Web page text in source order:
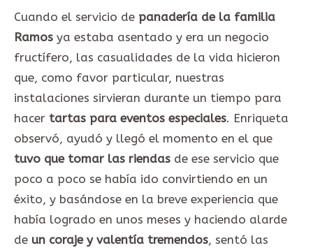
Cuando el servicio de panadería de la familia
Ramos ya estaba asentado y era un negocio
fructífero, las casualidades de la vida hicieron
que, como favor particular, nuestras
instalaciones sirvieran durante un tiempo para
hacer tartas para eventos especiales. Enriqueta
observó, ayudó y llegó el momento en el que
tuvo que tomar las riendas de ese servicio que
poco a poco se había ido convirtiendo en un
éxito, y basándose en la breve experiencia que
había logrado en unos meses y haciendo alarde
de un coraje y valentía tremendos, sentó las